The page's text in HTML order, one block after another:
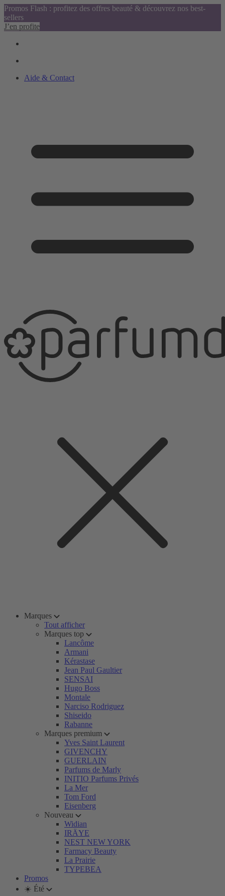
Promos Flash : profitez des offres beauté & découvrez nos best-
sellers
J’en profite
Aide & Contact
Marques
Tout afficher
Marques top
Lancôme
Armani
Kérastase
Jean Paul Gaultier
SENSAI
Hugo Boss
Montale
Narciso Rodriguez
Shiseido
Rabanne
Marques premium
Yves Saint Laurent
GIVENCHY
GUERLAIN
Parfums de Marly
INITIO Parfums Privés
La Mer
Tom Ford
Eisenberg
Nouveau
Widian
IRÄYE
NEST NEW YORK
Farmacy Beauty
La Prairie
TYPEBEA
Promos
☀️ Été